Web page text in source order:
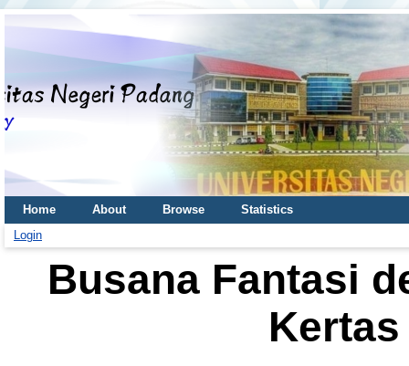
Home About Browse
Statistics
Login
Busana Fantasi